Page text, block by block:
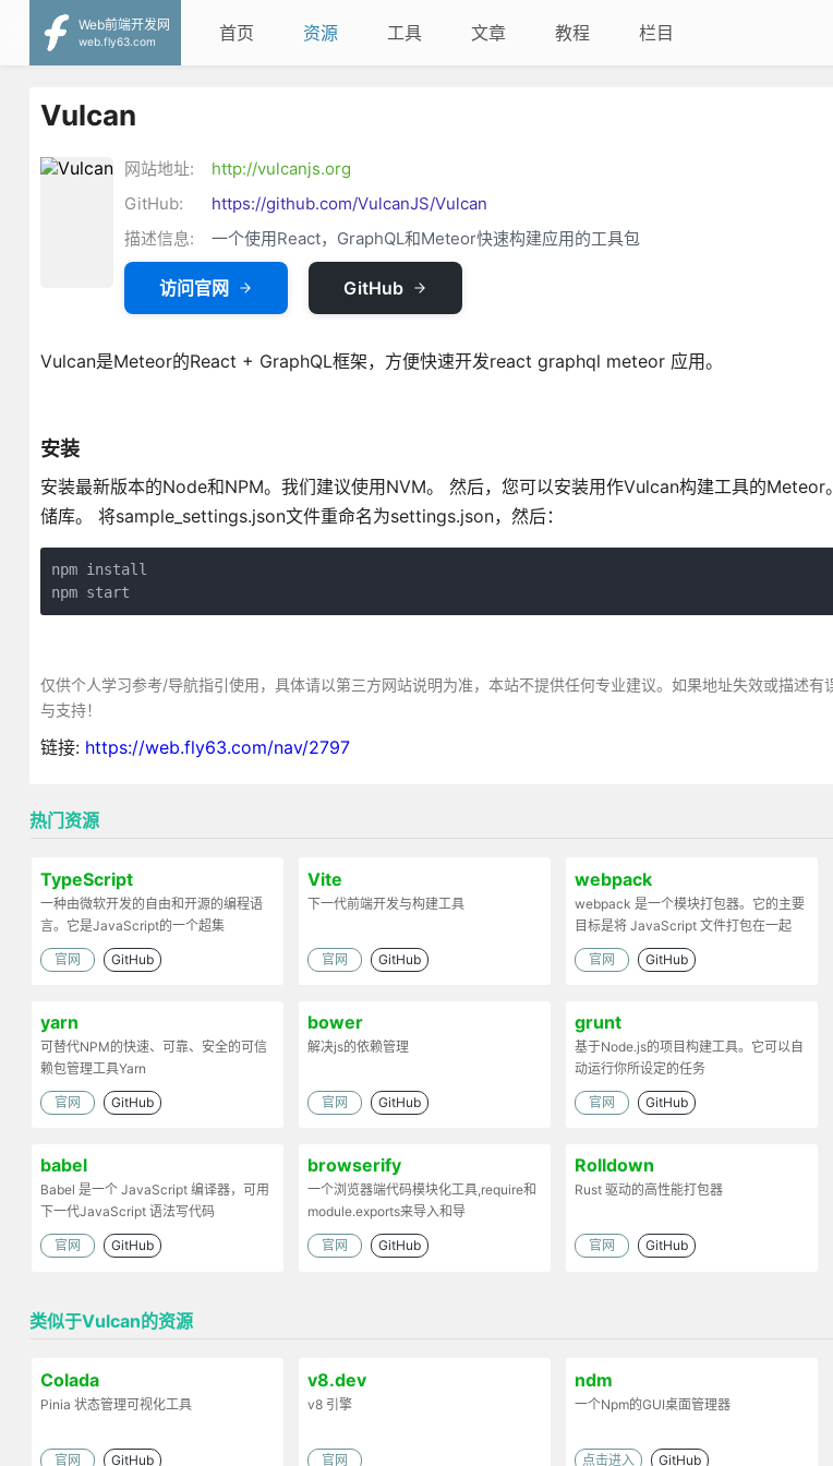
Web前端开发网
web.fly63.com
首页 资源 工具 文章 教程 栏目
Vulcan
网站地址:
http://vulcanjs.org
GitHub:
https://github.com/VulcanJS/Vulcan
描述信息:
一个使用React，GraphQL和Meteor快速构建应用的工具包
访问官网 GitHub
Vulcan是Meteor的React + GraphQL框架，方便快速开发react graphql meteor 应用。
安装
安装最新版本的Node和NPM。我们建议使用NVM。 然后，您可以安装用作Vulcan构建工具的
储库。 将sample_settings.json文件重命名为settings.json，然后：
npm install
npm start
仅供个人学习参考/导航指引使用，具体请以第三方网站说明为准，本站不提供任何专业建议。如果地址失效或描述有
与支持！
链接: https://web.fly63.com/nav/2797
热门资源
TypeScript
一种由微软开发的自由和开源的编程语
言。它是JavaScript的一个超集
官网 GitHub
Vite
下一代前端开发与构建工具
官网 GitHub
webpack
webpack 是一个模块打包器。它的主要
目标是将 JavaScript 文件打包在一起
官网 GitHub
yarn
可替代NPM的快速、可靠、安全的可信
赖包管理工具Yarn
官网 GitHub
bower
解决js的依赖管理
官网 GitHub
grunt
基于Node.js的项目构建工具。它可以自
动运行你所设定的任务
官网 GitHub
babel
Babel 是一个 JavaScript 编译器，可用
下一代JavaScript 语法写代码
官网 GitHub
browserify
一个浏览器端代码模块化工具,require和
module.exports来导入和导
出.Browserify的原理：部署时处理代码
依赖，将模块打包为一个文件。
官网 GitHub
Rolldown
Rust 驱动的高性能打包器
官网 GitHub
类似于Vulcan的资源
Colada
Pinia 状态管理可视化工具
官网 GitHub
v8.dev
v8 引擎
官网
ndm
一个Npm的GUI桌面管理器
点击进入 GitHub